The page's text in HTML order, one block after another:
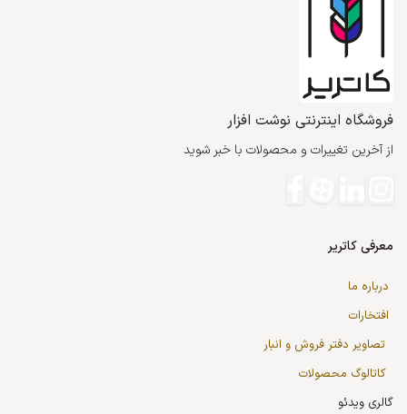
فروشگاه اینترنتی نوشت افزار
از آخرین تغییرات و محصولات با خبر شوید
معرفی کاتریر
درباره ما
افتخارات
تصاویر دفتر فروش و انبار
کاتالوگ محصولات
گالری ویدئو